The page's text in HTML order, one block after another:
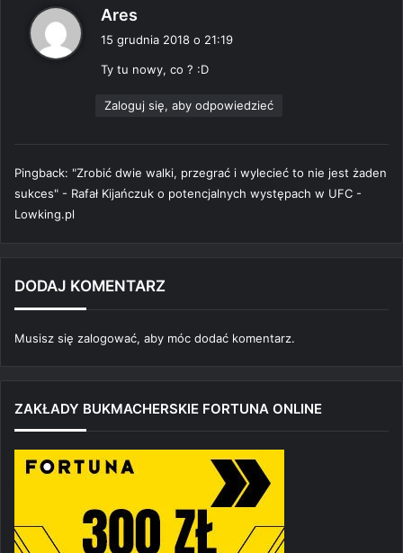
Ares
z
:
15 grudnia 2018 o 21:19
Ty tu nowy, co ? :D
Zaloguj się, aby odpowiedzieć
Pingback: "Zrobić dwie walki, przegrać i wylecieć to nie jest żaden
sukces" - Rafał Kijańczuk o potencjalnych występach w UFC -
Lowking.pl
DODAJ KOMENTARZ
Musisz się zalogować, aby móc dodać komentarz.
ZAKŁADY BUKMACHERSKIE FORTUNA ONLINE